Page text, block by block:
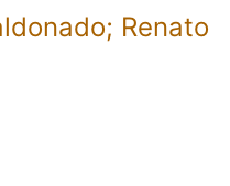
Renato